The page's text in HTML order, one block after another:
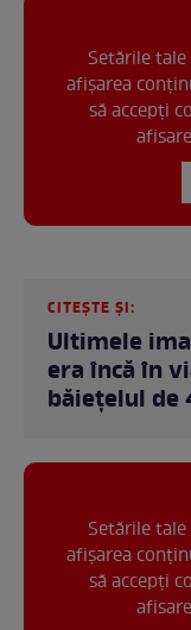
Setările
afișarea
să accepți
CITEȘTE ȘI:
Ultimele
era încă în
băiețelul de
Setările
afișarea
să accepți